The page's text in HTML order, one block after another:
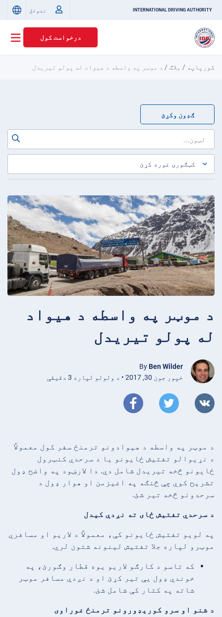
INTERNATIONAL DRIVING AUTHORITY ننوتل
درخواست کول
کورپاڼه / بلاګ/ د موټر په واسطه د هیواد له پولو تیریدل
ګډون وکړئ
د موټر په واسطه د هیواد
له پولو تیریدل
By Ben Wilder
خپور جون 30, 2017 • د ولولو لپاره 3 دقیقې
د موټر په واسطه د هیوادونو ترمنځ سفر کول معمولاً
د نړیوالو تفتیش ځایونو یا د سرحدي کنټرول
ځایونو څخه تیریدل شامل دي. دا لارښود په واضح ډول
تشریح کوي چې څنګه په اغیزمن او هوار ډول د
سرحدونو څخه تیر شئ.
د سرحدي تفتیش ځای ته نږدې کیدل
په لویو تفتیش ځایونو کې، معمولاً د لاریو او مسافري
موټرو لپاره جلا تفتیش لینونه شتون لري.
که تاسو د کارګو لاریو یوه قطار وګورئ، په
خوندي ډول یې تیر کړئ او د نږدې مسافر موټر
شاته په کتار کې شامل شئ.
د شنو او سرو کوریډورونو ترمنځ غوراوی